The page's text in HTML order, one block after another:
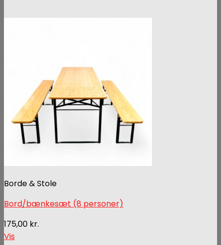
Borde & Stole
Bord/bænkesæt (8 personer)
175,00 kr.
Vis